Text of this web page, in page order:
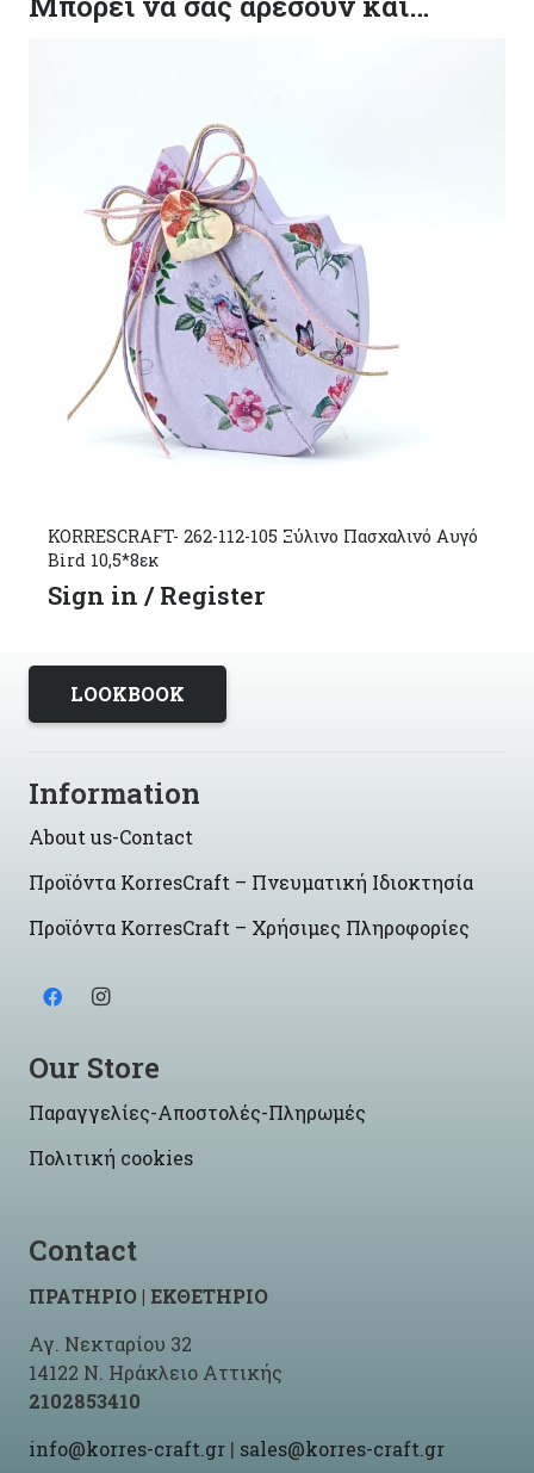
KORRESCRAFT- 262-112-105 Ξύλινο Πασχαλινό Αυγό
Bird 10,5*8εκ
Sign in / Register
LOOKBOOK
Information
About us-Contact
Προϊόντα KorresCraft – Πνευματική Ιδιοκτησία
Προϊόντα KorresCraft – Χρήσιμες Πληροφορίες
Our Store
Παραγγελίες-Αποστολές-Πληρωμές
Πολιτική cookies
Contact
ΠΡΑΤΗΡΙΟ | ΕΚΘΕΤΗΡΙΟ
Αγ. Νεκταρίου 32
14122 Ν. Ηράκλειο Αττικής
2102853410
info@korres-craft.gr | sales@korres-craft.gr